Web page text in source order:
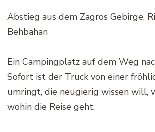
Abstieg aus dem Zagros Gebirge,
Behbahan
Ein Campingplatz auf dem Weg
Sofort ist der Truck von einer
umringt, die neugierig wissen will,
wohin die Reise geht.